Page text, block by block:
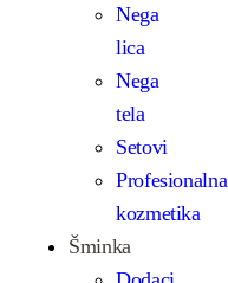
Nega
lica
Nega
tela
Setovi
Profesionalna
kozmetika
Šminka